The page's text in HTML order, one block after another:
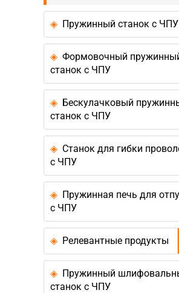
Пружинный станок с ЧПУ
Формовочный
станок с ЧПУ
Бескулачковый
станок с ЧПУ
Станок для гибки
с ЧПУ
Пружинная печь для
с ЧПУ
Релевантные продукты
Пружинный
станок с ЧПУ